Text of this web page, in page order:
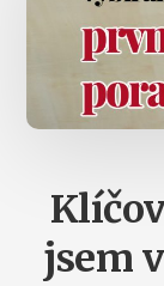
jsem